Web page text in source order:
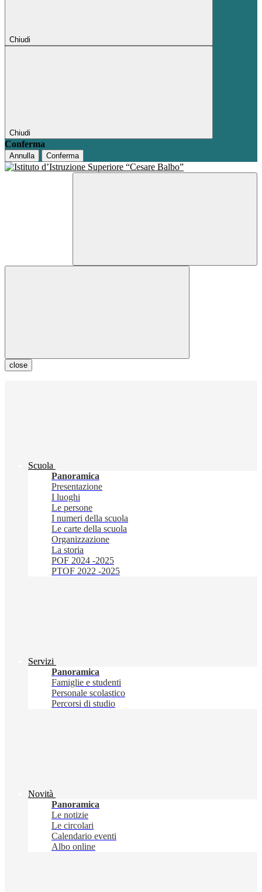
Chiudi
Chiudi
Conferma
Annulla Conferma
close
Scuola
Panoramica
Presentazione
I luoghi
Le persone
I numeri della scuola
Le carte della scuola
Organizzazione
La storia
POF 2024 -2025
PTOF 2022 -2025
Servizi
Panoramica
Famiglie e studenti
Personale scolastico
Percorsi di studio
Novità
Panoramica
Le notizie
Le circolari
Calendario eventi
Albo online